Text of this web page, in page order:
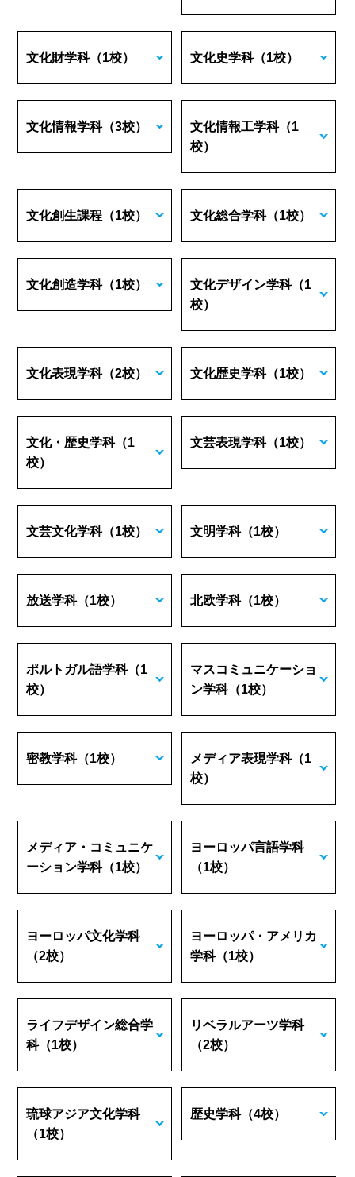
文化財学科（1校） 文化史学科（1校）
文化情報学科（3校） 文化情報工学科（1
校）
文化創生課程 （1校） 文化総合学科（1校）
文化創造学科（1校） 文化デザイン学科（1
校）
文化表現学科（2校） 文化歴史学科（1校）
文化・歴史学科（1
校）
文芸表現学科（1校）
文芸文化学科（1校） 文明学科（1校）
放送学科（1校） 北欧学科（1校）
ポルトガル語学科（1
校）
マスコミュニケーショ
ン学科（1校）
密教学科（1校） メディア表現学科（1
校）
メディア・コミュニケ
ーション学科（1校）
ヨーロッパ言語学科
（1校）
ヨーロッパ文化学科
（2校）
ヨーロッパ・アメリカ
学科（1校）
ライフデザイン総合学
科（1校）
リベラルアーツ学科
（2校）
琉球アジア文化学科
（1校）
歴史学科（4校）